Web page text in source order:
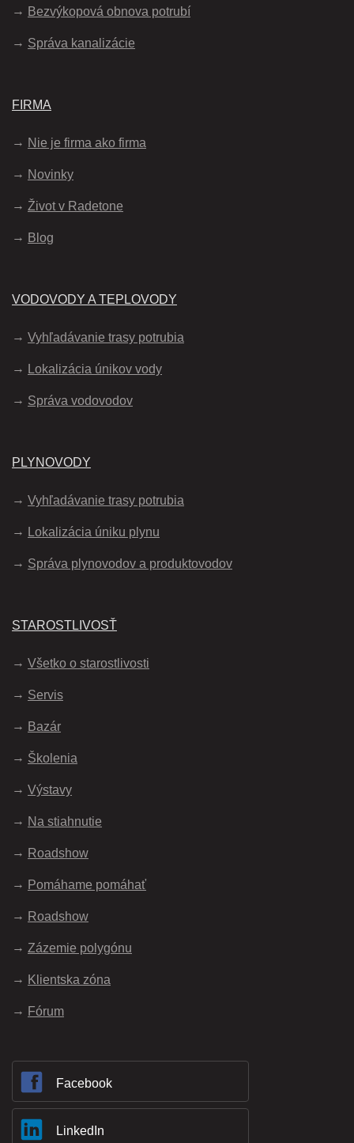
Bezvýkopová obnova potrubí
Správa kanalizácie
FIRMA
Nie je firma ako firma
Novinky
Život v Radetone
Blog
VODOVODY A TEPLOVODY
Vyhľadávanie trasy potrubia
Lokalizácia únikov vody
Správa vodovodov
PLYNOVODY
Vyhľadávanie trasy potrubia
Lokalizácia úniku plynu
Správa plynovodov a produktovodov
STAROSTLIVOSŤ
Všetko o starostlivosti
Servis
Bazár
Školenia
Výstavy
Na stiahnutie
Roadshow
Pomáhame pomáhať
Roadshow
Zázemie polygónu
Klientska zóna
Fórum
Facebook
LinkedIn